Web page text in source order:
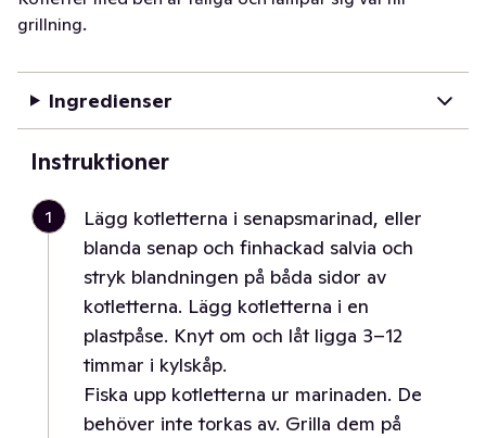
grillning.
Ingredienser
Instruktioner
1
Lägg kotletterna i senapsmarinad, eller
blanda senap och finhackad salvia och
stryk blandningen på båda sidor av
kotletterna. Lägg kotletterna i en
plastpåse. Knyt om och låt ligga 3–12
timmar i kylskåp.
Fiska upp kotletterna ur marinaden. De
behöver inte torkas av. Grilla dem på